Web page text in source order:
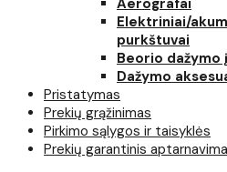
Aerografai
Elektriniai/
purkštuvai
Beorio dažymo
Dažymo
Pristatymas
Prekių grąžinimas
Pirkimo sąlygos ir taisyklės
Prekių garantinis